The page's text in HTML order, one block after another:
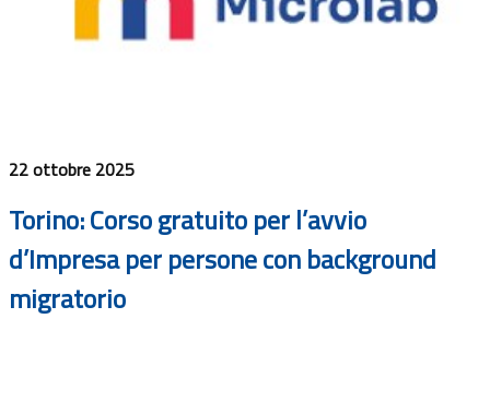
22 ottobre 2025
Torino: Corso gratuito per l’avvio
d’Impresa per persone con background
migratorio